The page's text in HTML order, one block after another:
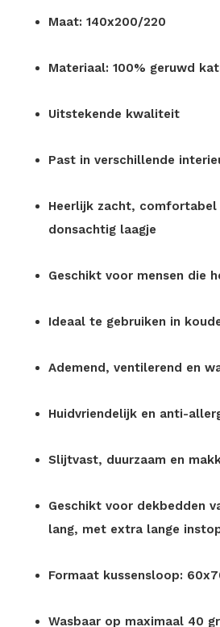
Maat: 140x200/220
Materiaal: 100% geruwd
Uitstekende kwaliteit
Past in verschillende
Heerlijk zacht,
donsachtig laagje
Geschikt voor mensen die
Ideaal te gebruiken in
Ademend, ventilerend en
Huidvriendelijk en anti-
Slijtvast, duurzaam en
Geschikt voor dekbedden
lang, met extra lange
Formaat kussensloop:
Wasbaar op maximaal 40